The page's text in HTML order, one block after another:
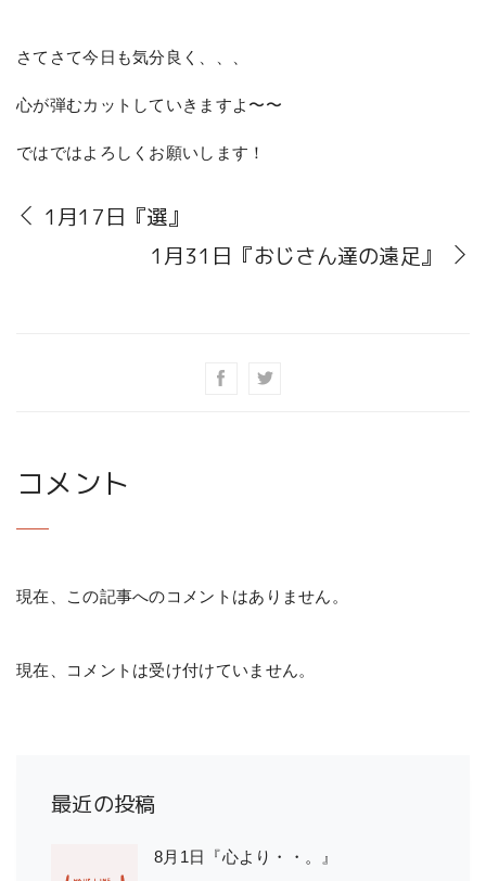
さてさて今日も気分良く、、、
心が弾むカットしていきますよ〜〜
ではではよろしくお願いします！
1月17日『選』
1月31日『おじさん達の遠足』
コメント
現在、この記事へのコメントはありません。
現在、コメントは受け付けていません。
最近の投稿
8月1日『心より・・。』